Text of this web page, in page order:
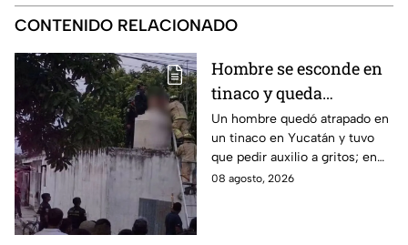
CONTENIDO RELACIONADO
Hombre se esconde en
tinaco y queda
atrapado por más de
dos horas en Yucatán;
así lo encontraron
Un hombre quedó atrapado en
un tinaco en Yucatán y tuvo
que pedir auxilio a gritos; en
redes aseguran que intentaba
08 agosto, 2026